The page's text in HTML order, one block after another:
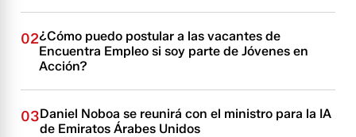
02¿Cómo puedo postular a las vacantes de
Encuentra Empleo si soy parte de Jóvenes en
Acción?
03Daniel Noboa se reunirá con el ministro para la IA
de Emiratos Árabes Unidos